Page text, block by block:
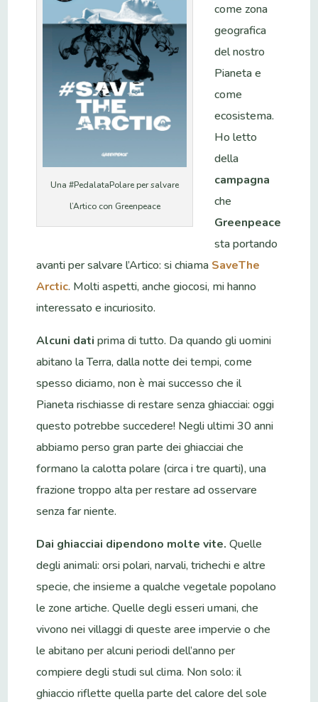
Una #PedalataPolare per salvare
l’Artico con Greenpeace
come zona
geografica
del nostro
Pianeta e
come
ecosistema.
Ho letto
della
campagna
che
Greenpeace
sta portando
avanti per salvare l’Artico: si chiama SaveThe
Arctic. Molti aspetti, anche giocosi, mi hanno
interessato e incuriosito.
Alcuni datiprima di tutto. Da quando gli uomini
abitano la Terra, dalla notte dei tempi, come
spesso diciamo, non è mai successo che il
Pianeta rischiasse di restare senza ghiacciai: oggi
questo potrebbe succedere! Negli ultimi 30 anni
abbiamo perso gran parte dei ghiacciai che
formano la calotta polare (circa i tre quarti), una
frazione troppo alta per restare ad osservare
senza far niente.
Dai ghiacciai dipendono molte vite. Quelle
degli animali: orsi polari, narvali, trichechi e altre
specie, che insieme a qualche vegetale popolano
le zone artiche. Quelle degli esseri umani, che
vivono nei villaggi di queste aree impervie o che
le abitano per alcuni periodi dell’anno per
compiere degli studi sul clima. Non solo: il
ghiaccio riflette quella parte del calore del sole